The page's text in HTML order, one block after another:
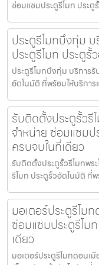
ซ่อมแซมประตูรีโมท ประ
ประตูรีโมทบึงกุ่ม
ประตูรีโมท ประตู
ประตูรีโมทบึงกุ่ม บริการ
อัตโนมัติ ที่พร้อมให้บริกา
รับติดตั้งประตูรั้วรี
จำหน่าย ซ่อมแซม
ครบจบในที่เดียว
รับติดตั้งประตูรั้วรีโมทพร
รีโมท ประตูรั้วอัตโนมัติ ที่
มอเตอร์ประตูรีโม
ซ่อมแซมประตูรีโม
เดียว
มอเตอร์ประตูรีโมทดอนเ